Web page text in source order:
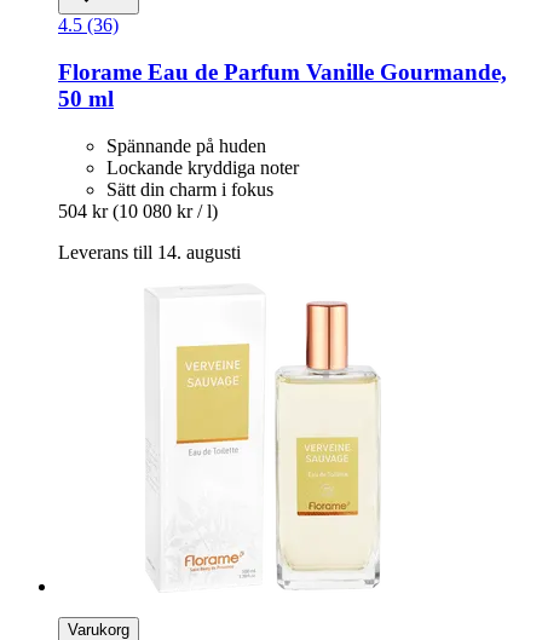
4.5 (36)
Florame Eau de Parfum Vanille Gourmande,
50 ml
Spännande på huden
Lockande kryddiga noter
Sätt din charm i fokus
504 kr (10 080 kr / l)
Leverans till 14. augusti
Varukorg